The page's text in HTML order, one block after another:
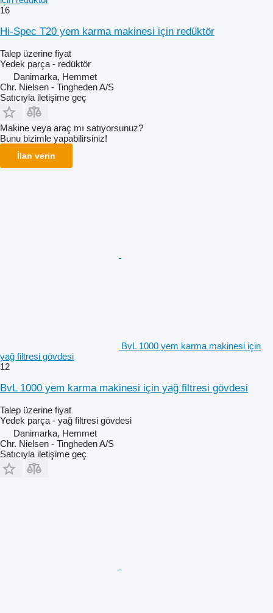
16
Hi-Spec T20 yem karma makinesi için redüktör
Talep üzerine fiyat
Yedek parça - redüktör
Danimarka, Hemmet
Chr. Nielsen - Tingheden A/S
Satıcıyla iletişime geç
Makine veya araç mı satıyorsunuz?
Bunu bizimle yapabilirsiniz!
İlan verin
BvL 1000 yem karma makinesi için
yağ filtresi gövdesi
12
BvL 1000 yem karma makinesi için yağ filtresi gövdesi
Talep üzerine fiyat
Yedek parça - yağ filtresi gövdesi
Danimarka, Hemmet
Chr. Nielsen - Tingheden A/S
Satıcıyla iletişime geç